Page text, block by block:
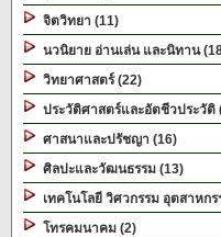
จิตวิทยา (11)
นวนิยาย อ่านเล่น และนิทาน
วิทยาศาสตร์ (22)
ประวัติศาสตร์และอัตชีวประวัติ
ศาสนาและปรัชญา (16)
ศิลปะและวัฒนธรรม (13)
เทคโนโลยี วิศวกรรม อุตสาหกร
โทรคมนาคม (2)